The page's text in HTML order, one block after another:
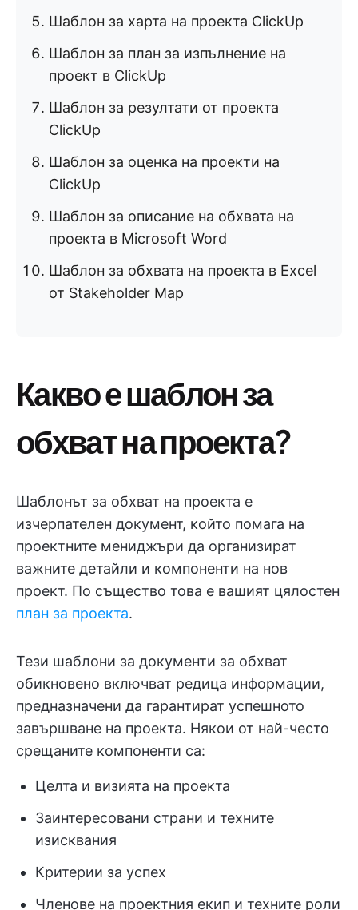
Шаблон за харта на проекта ClickUp
Шаблон за план за изпълнение на
проект в ClickUp
Шаблон за резултати от проекта
ClickUp
Шаблон за оценка на проекти на
ClickUp
Шаблон за описание на обхвата на
проекта в Microsoft Word
Шаблон за обхвата на проекта в Excel
от Stakeholder Map
Какво е шаблон за
обхват на проекта?
Шаблонът за обхват на проекта е
изчерпателен документ, който помага на
проектните мениджъри да организират
важните детайли и компоненти на нов
проект. По същество това е вашият цялостен
план за проекта.
Тези шаблони за документи за обхват
обикновено включват редица информации,
предназначени да гарантират успешното
завършване на проекта. Някои от най-често
срещаните компоненти са:
Целта и визията на проекта
Заинтересовани страни и техните
изисквания
Критерии за успех
Членове на проектния екип и техните роли